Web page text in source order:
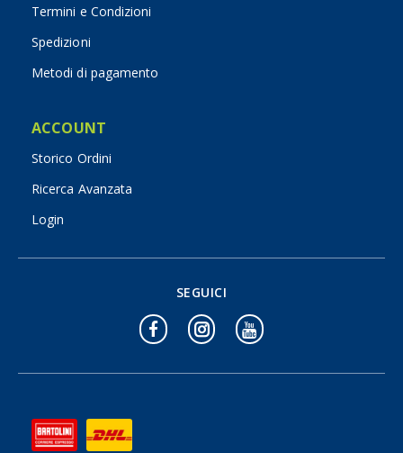
Termini e Condizioni
Spedizioni
Metodi di pagamento
ACCOUNT
Storico Ordini
Ricerca Avanzata
Login
SEGUICI